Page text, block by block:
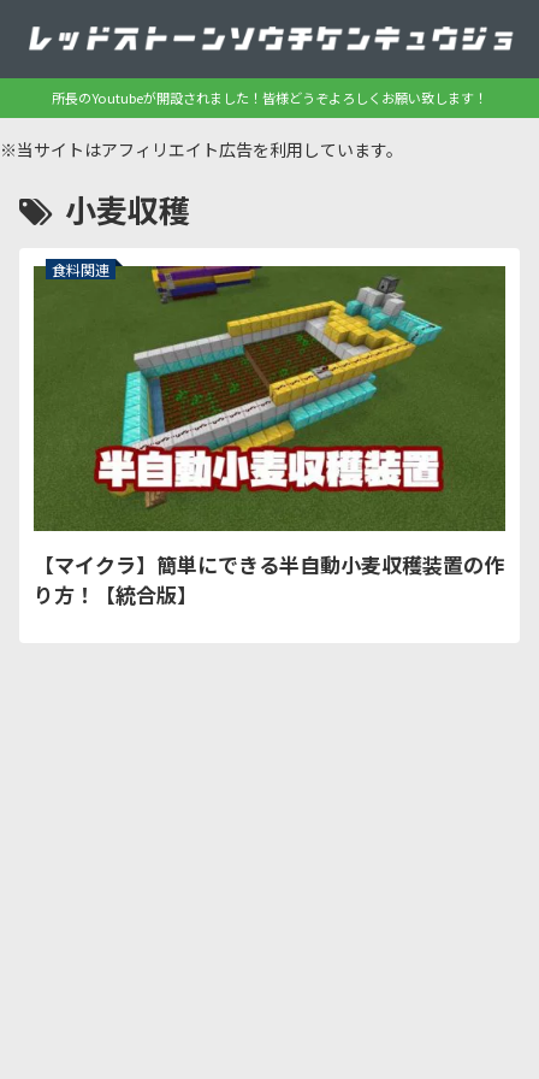
所長のYoutubeが開設されました！皆様どうぞよろしくお願い致します！
※当サイトはアフィリエイト広告を利用しています。
小麦収穫
食料関連
【マイクラ】簡単にできる半自動小麦収穫装置の作
り方！【統合版】